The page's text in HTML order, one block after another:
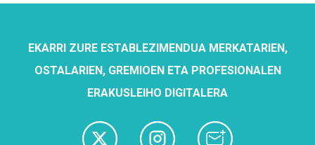
EKARRI ZURE ESTABLEZIMENDUA MERKATARIEN,
OSTALARIEN, GREMIOEN ETA PROFESIONALEN
ERAKUSLEIHO DIGITALERA